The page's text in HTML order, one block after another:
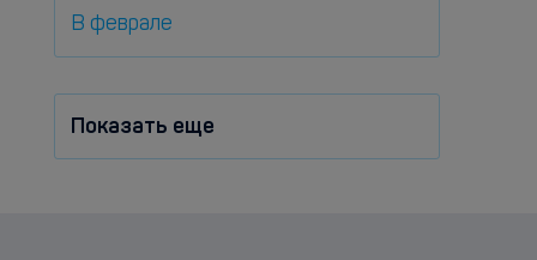
В феврале
Показать еще